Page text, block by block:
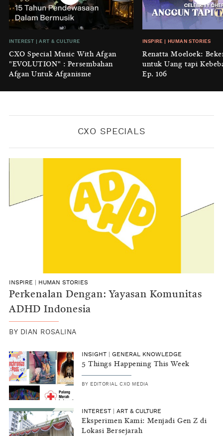
Cidulang
KONTRIBUTOR CXO MEDIA
GENERAL KNOWLEDGE
Luruhnya Daun Terakhir: Kala
'Benteng Alam' yang Tak Lagi Bisa
Melindungi
BYKONTRIBUTOR CXO MEDIA
INTEREST |ART & CULTURE
CXO Special Music With Afgan
"EVOLUTION" : Persembahan
Afgan Untuk Afganisme
INSPIRE HUMAN STORIES
Renatta Moeloek:
untuk Uang tapi
Ep. 106
CXO SPECIALS
INSPIRE HUMAN STORIES
Perkenalan Dengan: Yayasan Komunitas
ADHD Indonesia
BY DIAN ROSALINA
INSIGHT GENERAL KNOWLEDGE
5 Things Happening This Week
BY EDITORIAL CXO MEDIA
INTEREST ART & CULTURE
Eksperimen Kami: Menjadi Gen Z di
Lokasi Bersejarah